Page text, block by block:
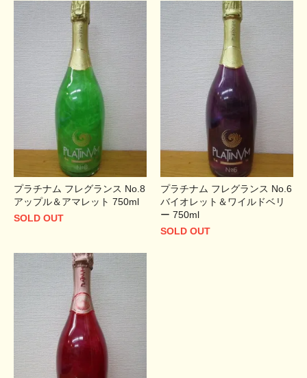
プラチナム フレグランス No.8
アップル＆アマレット 750ml
SOLD OUT
プラチナム フレグランス No.6
バイオレット＆ワイルドベリ
ー 750ml
SOLD OUT